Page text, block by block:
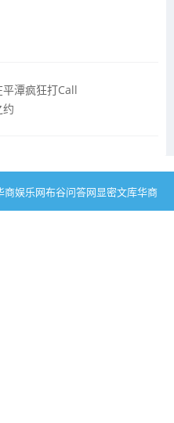
潭疯狂打Call
商娱乐网布谷问答网显密文库华商